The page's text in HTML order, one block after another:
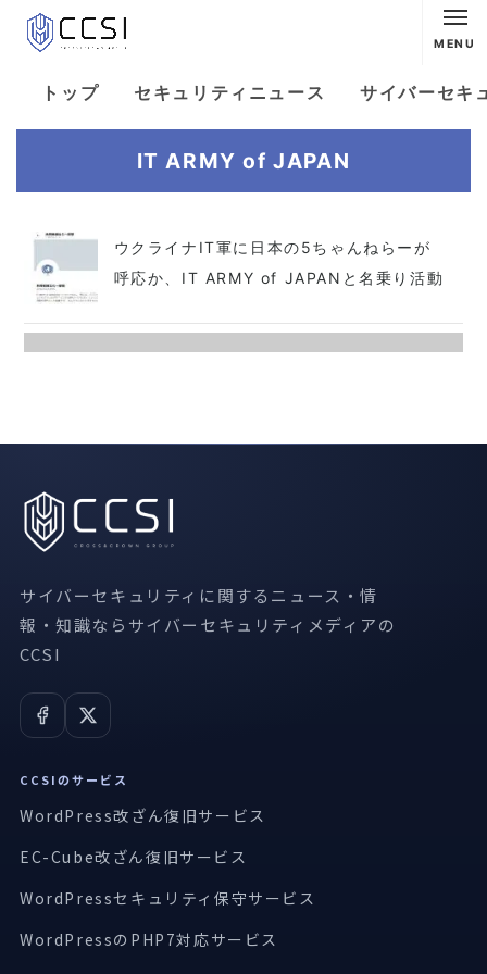
MENU
トップ セキュリティニュース サイバーセキ
IT ARMY of JAPAN
ウクライナIT軍に日本の5ちゃんねらーが
呼応か、IT ARMY of JAPANと名乗り活動
サイバーセキュリティに関するニュース・情
報・知識ならサイバーセキュリティメディアの
CCSI
CCSIのサービス
WordPress改ざん復旧サービス
EC-Cube改ざん復旧サービス
WordPressセキュリティ保守サービス
WordPressのPHP7対応サービス